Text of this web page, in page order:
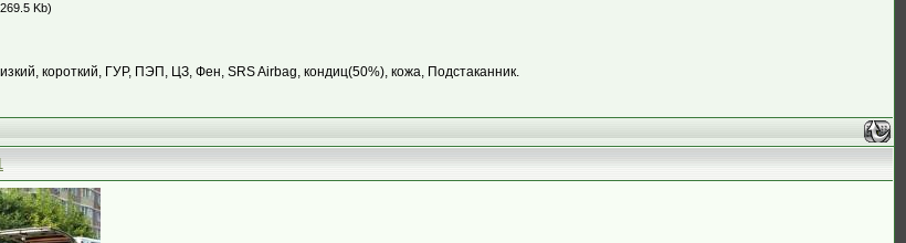
Kb)
короткий, ГУР, ПЭП, ЦЗ, Фен, SRS Airbag, кондиц(50%), кожа, Подстаканник.